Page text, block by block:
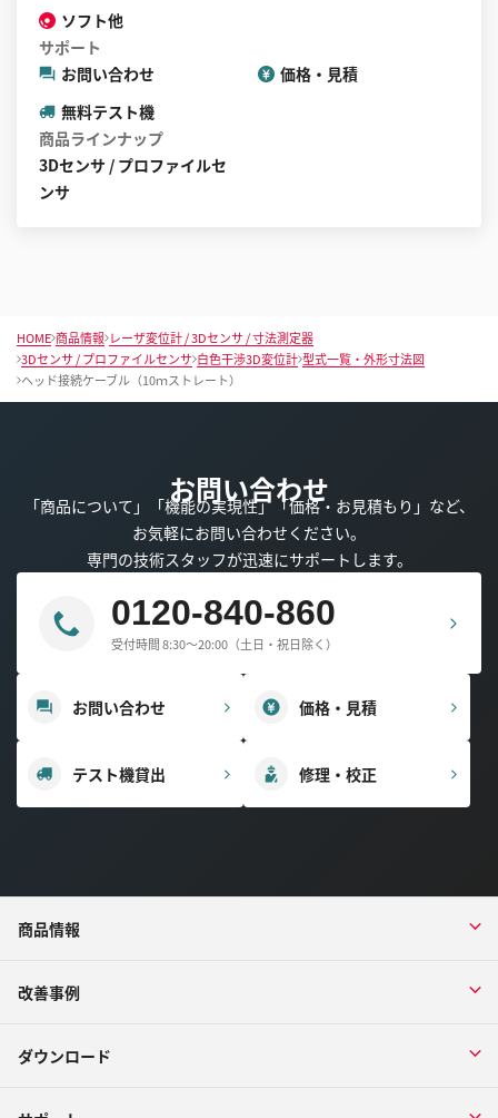
ソフト他
サポート
お問い合わせ
価格・見積
無料テスト機
商品ラインナップ
3Dセンサ / プロファイルセ
ンサ
HOME 商品情報 レーザ変位計 / 3Dセンサ / 寸法測定器
3Dセンサ / プロファイルセンサ 白色干渉3D変位計 型式一覧・外形寸法図
ヘッド接続ケーブル（10ｍストレート）
お問い合わせ
「商品について」「機能の実現性」「価格・お見積もり」など、
お気軽にお問い合わせください。
専門の技術スタッフが迅速にサポートします。
0120-840-860
受付時間 8:30～20:00（土日・祝日除く）
お問い合わせ 価格・見積
テスト機貸出 修理・校正
商品情報
改善事例
ダウンロード